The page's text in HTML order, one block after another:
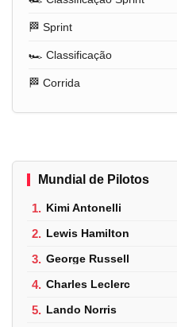
🏁 Sprint
🏎️ Classificação
🏁 Corrida
Mundial de Pilotos
1. Kimi Antonelli
2. Lewis Hamilton
3. George Russell
4. Charles Leclerc
5. Lando Norris